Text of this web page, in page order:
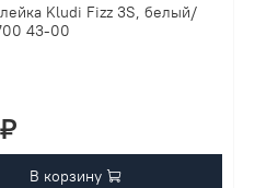
Kludi Fizz 3S, белый/
43-00
В корзину